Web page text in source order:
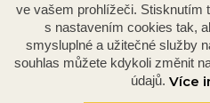
ve vašem prohlížeči. Stisknutím
s nastavením cookies tak,
smysluplné a užitečné služby
souhlas můžete kdykoli změnit
údajů. Více